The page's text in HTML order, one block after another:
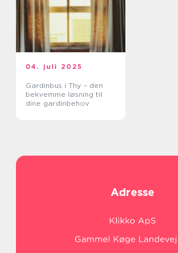
04. juli 2025
Gardinbus i Thy – den
bekvemme løsning til
dine gardinbehov
Adresse